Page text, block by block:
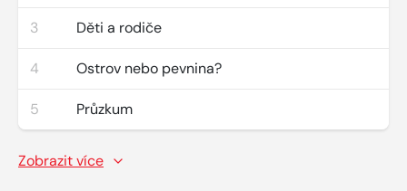
3 Děti a rodiče
4 Ostrov nebo pevnina?
5 Průzkum
Zobrazit více